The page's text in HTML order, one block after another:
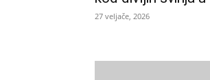
27 veljače, 2026